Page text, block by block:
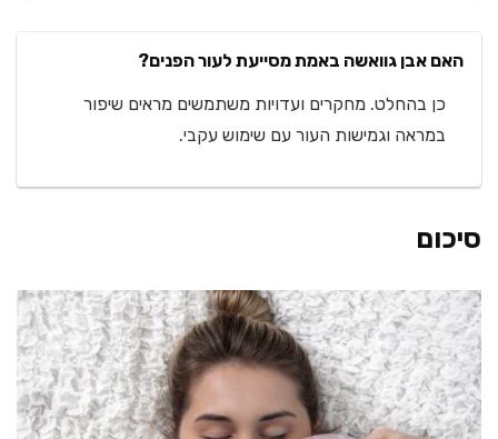
האם אבן גוואשה באמת מסייעת לעור הפנים?
כן בהחלט. מחקרים ועדויות משתמשים מראים שיפור
במראה וגמישות העור עם שימוש עקבי.
סיכום